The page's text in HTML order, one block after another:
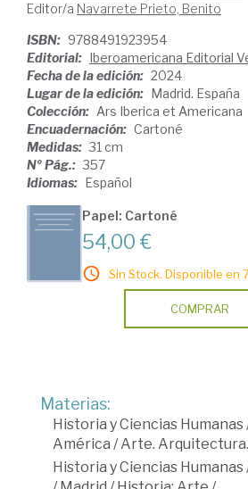
Editor/a Navarrete Prieto, Benito
ISBN: 9788491923954
Editorial:
Iberoamericana Editorial
Fecha de la edición: 2024
Lugar de la edición:
Madrid. España
Colección: Ars Iberica et Americana
Encuadernación: Cartoné
Medidas: 31 cm
Nº Pág.: 357
Idiomas:
Español
Papel: Cartoné
54,00 €
Sin Stock. Disponible en
COMPRAR
Materias:
Historia y Ciencias Humanas
América /Arte.
Historia y Ciencias Humanas